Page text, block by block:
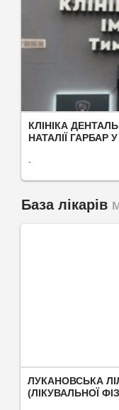
КЛІНІКА
НАТАЛІЇ ГАРБАР
-
База лікарів
ЛУКАНОВСЬКА
(ЛІКУВАЛЬНОЇ